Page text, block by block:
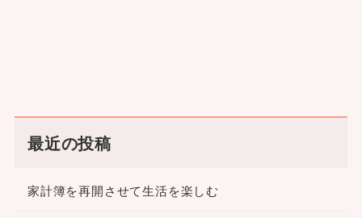
最近の投稿
家計簿を再開させて生活を楽しむ